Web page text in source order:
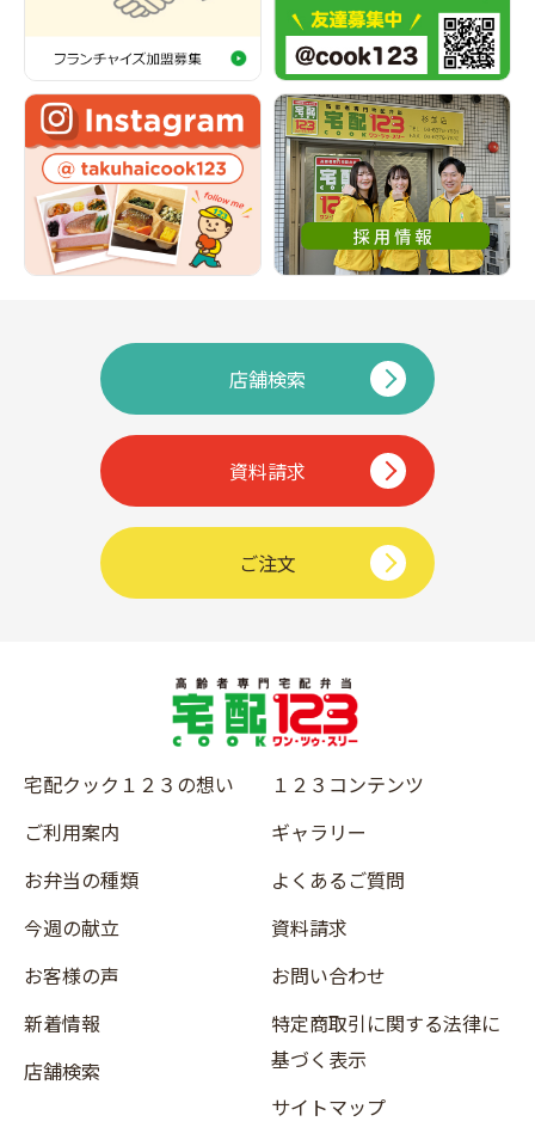
店舗検索
資料請求
ご注文
宅配クック１２３の想い
ご利用案内
お弁当の種類
今週の献立
お客様の声
新着情報
店舗検索
１２３コンテンツ
ギャラリー
よくあるご質問
資料請求
お問い合わせ
特定商取引に関する法律に
基づく表示
サイトマップ